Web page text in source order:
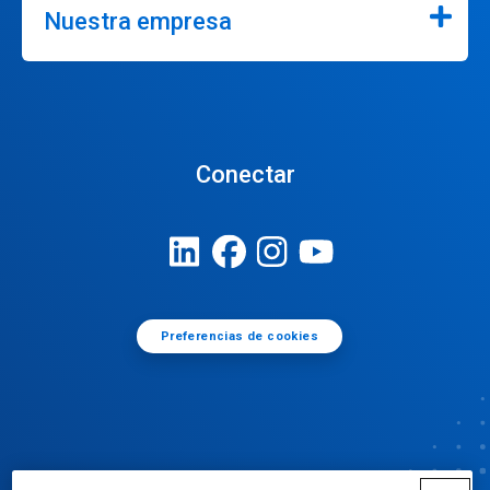
Nuestra empresa
Conectar
Preferencias de cookies